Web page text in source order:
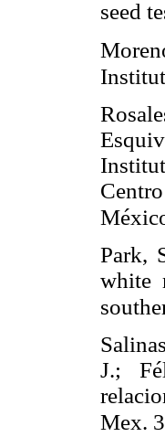
seed
Park,
white
J.;
Mex.